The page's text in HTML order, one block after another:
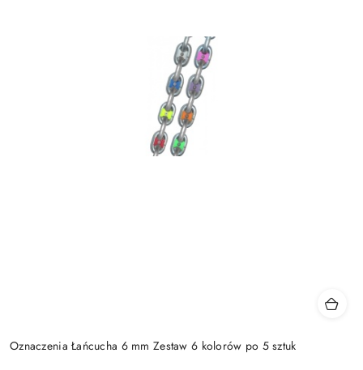
Oznaczenia Łańcucha 6 mm Zestaw 6 kolorów po 5 sztuk